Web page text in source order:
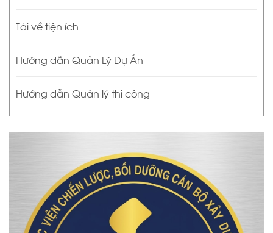
Tải về tiện ích
Hướng dẫn Quản Lý Dự Án
Hướng dẫn Quản lý thi công